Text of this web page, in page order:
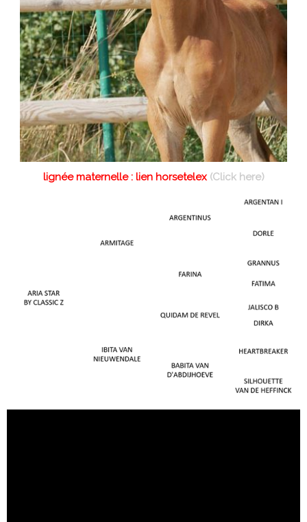
lignée maternelle : lien horsetelex (Click here)